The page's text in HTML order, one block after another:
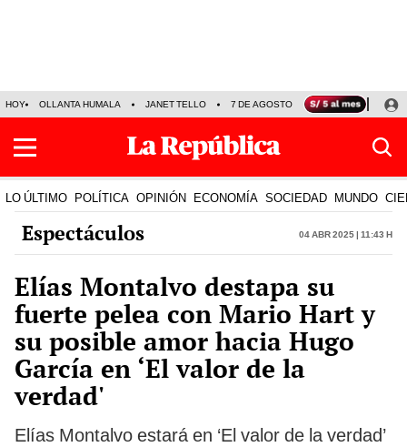
HOY OLLANTA HUMALA JANET TELLO 7 DE AGOSTO TINKA RESULTADOS
LO ÚLTIMO POLÍTICA OPINIÓN ECONOMÍA SOCIEDAD MUNDO
Espectáculos 04 Abr 2025 | 11:43 h
Elías Montalvo destapa su
fuerte pelea con Mario Hart y
su posible amor hacia Hugo
García en ‘El valor de la
verdad'
Elías Montalvo estará en ‘El valor de la verdad’